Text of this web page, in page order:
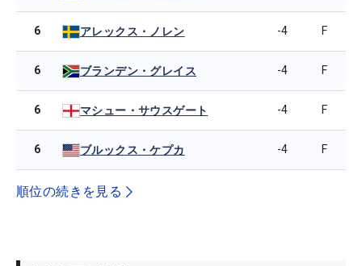
6 アレックス・ノレン -4 F
6 ブランデン・グレイス -4 F
6 マシュー・サウスゲート -4 F
6 ブルックス・ケプカ -4 F
順位の続きを見る